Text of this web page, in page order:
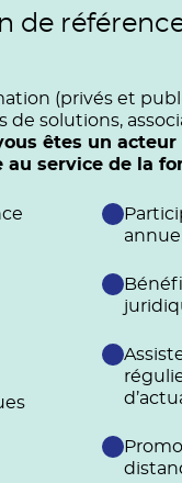
de
(privés et
de solutions,
êtes un
service de la